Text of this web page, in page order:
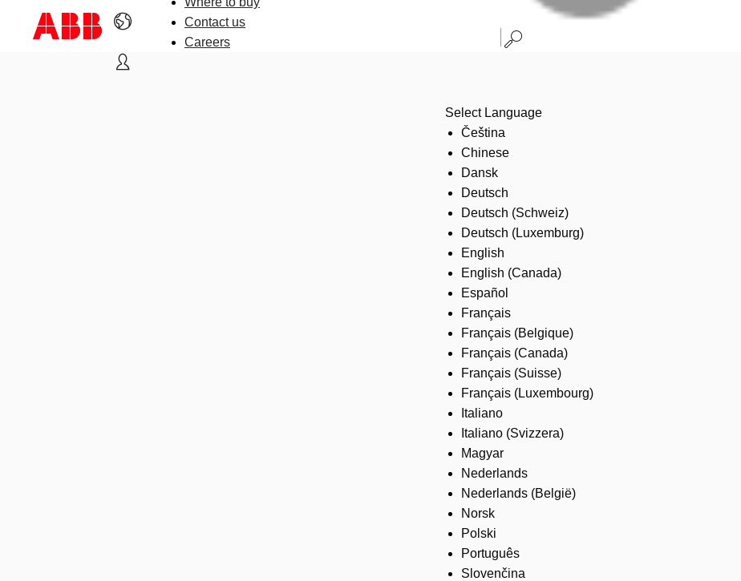
Contact us
Careers
Select Language
Čeština
Chinese
Dansk
Deutsch
Deutsch (Schweiz)
Deutsch (Luxemburg)
English
English (Canada)
Español
Français
Français (Belgique)
Français (Canada)
Français (Suisse)
Français (Luxembourg)
Italiano
Italiano (Svizzera)
Magyar
Nederlands
Nederlands (België)
Norsk
Polski
Português
Slovenčina